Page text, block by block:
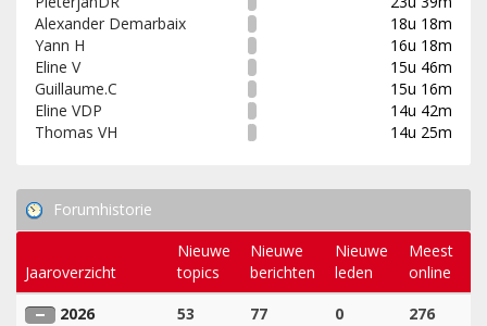
Alexander Demarbaix
18u 18m
Yann H
16u 18m
Eline V
15u 46m
Guillaume.C
15u 16m
Eline VDP
14u 42m
Thomas VH
14u 25m
Forumhistorie
Jaaroverzicht
Nieuwe
topics
Nieuwe
berichten
Nieuwe
leden
Meest
online
2026
53 77 0 276